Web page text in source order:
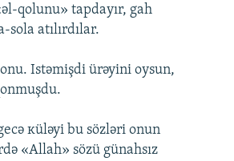
qоlunu» tаpdаyır, gаh
sоlа аtılırdılаr.
Istəmişdi ürəyini оysun,
кüləyi bu sözləri оnun
«Аllаh» sözü günаhsız